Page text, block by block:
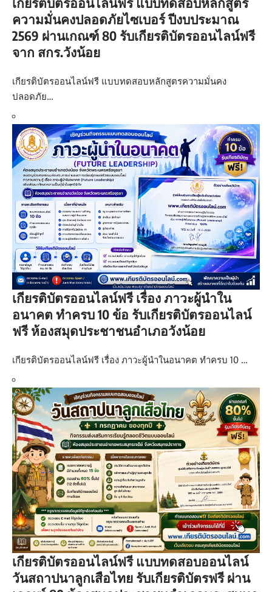
ความมั่นคงปลอดภัยไซเบอร์ ปีงบประมาณ
2569 ผ่านเกณฑ์ 80 รับเกียรติบัตรออนไลน์ฟรี
จาก สกร.วังน้อย
เกียรติบัตรออนไลน์ฟรี แบบทดสอบหลักสูตรความมั่นคง
ปลอดภัย…
เกียรติบัตรออนไลน์ฟรี เรื่อง ภาวะผู้นำใน
อนาคต ทำครบ 10 ข้อ รับเกียรติบัตรออนไลน์
ฟรี ห้องสมุดประชาชนอำเภอวังน้อย
เกียรติบัตรออนไลน์ฟรี เรื่อง ภาวะผู้นำในอนาคต ทำครบ 10 …
เกียรติบัตรออนไลน์ฟรี แบบทดสอบออนไลน์
วันสถาปนาลูกเสือไทย รับเกียรติบัตรฟรี ผ่าน